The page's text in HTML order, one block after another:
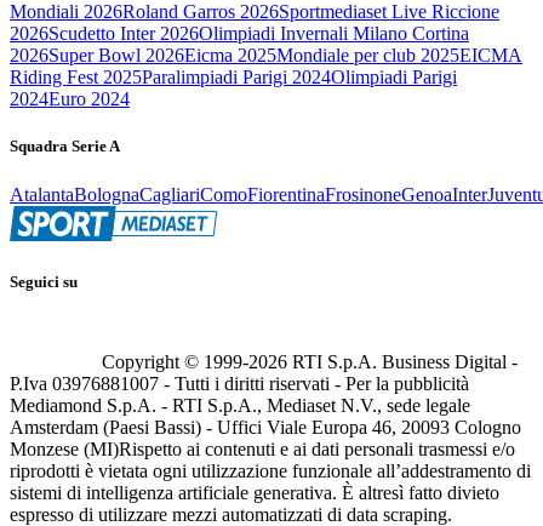
Mondiali 2026Roland Garros 2026Sportmediaset Live Riccione
2026Scudetto Inter 2026Olimpiadi Invernali Milano Cortina
2026Super Bowl 2026Eicma 2025Mondiale per club 2025EICMA
Riding Fest 2025Paralimpiadi Parigi 2024Olimpiadi Parigi
2024Euro 2024
Squadra Serie A
AtalantaBolognaCagliariComoFiorentinaFrosinoneGenoaInter
Seguici su
Copyright © 1999-2026 RTI S.p.A. Business Digital -
P.Iva 03976881007 - Tutti i diritti riservati - Per la pubblicità
Mediamond S.p.A. - RTI S.p.A., Mediaset N.V., sede legale
Amsterdam (Paesi Bassi) - Uffici Viale Europa 46, 20093 Cologno
Monzese (MI)Rispetto ai contenuti e ai dati personali trasmessi e/o
riprodotti è vietata ogni utilizzazione funzionale all’addestramento di
sistemi di intelligenza artificiale generativa. È altresì fatto divieto
espresso di utilizzare mezzi automatizzati di data scraping.